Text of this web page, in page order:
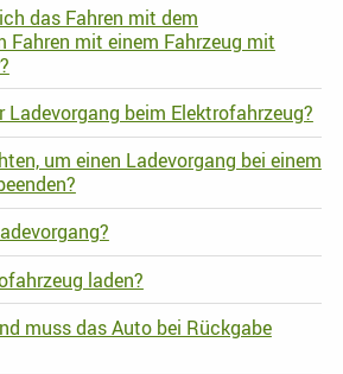
das Fahren mit dem
Fahren mit einem Fahrzeug mit
Ladevorgang beim Elektrofahrzeug?
um einen Ladevorgang bei einem
laden?
muss das Auto bei Rückgabe